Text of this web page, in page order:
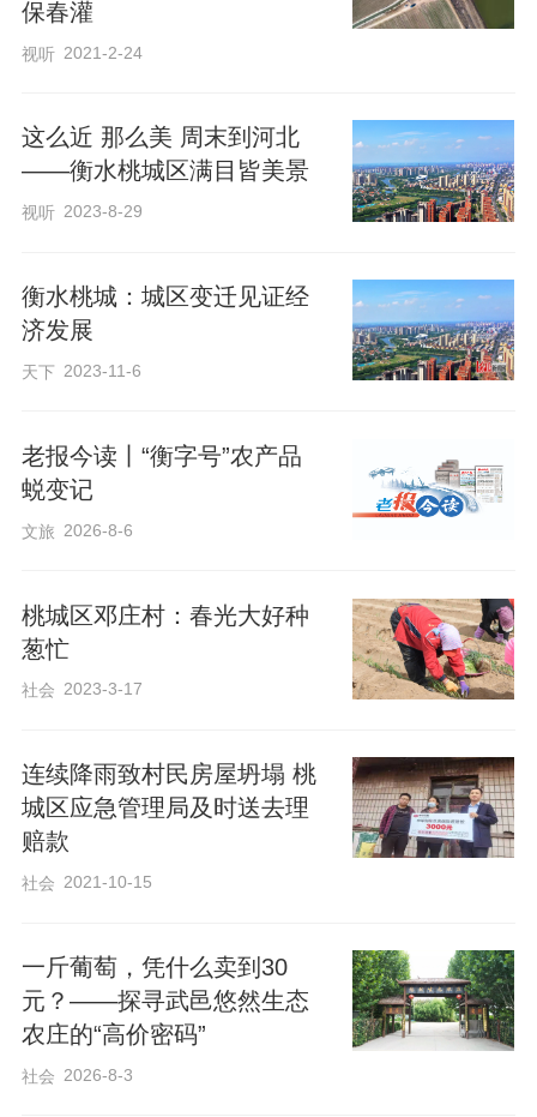
活动伊始，邓庄村党支部书记邓文智向在
们保重身体，安享幸福晚年。随后，工作
人员为每位老人佩戴印有“福寿康宁”字样的
红色绶带，绶带鲜红亮眼，衬得老人们精
说：“现在村里的日子是越过越好，还想着
给俺们集体过寿，这日子真是比蜜还
甜！”工作人员还为老人们送上了“祝寿大礼
活富足、衣食无忧”的猪肉、小米、大米和
鸡蛋。老人们手捧礼包，脸上洋溢着幸福
的笑容，现场不时响起阵阵欢声笑语。
保春灌
视听 2021-2-24
这么近 那么美 周末到河北
——衡水桃城区满目皆美景
视听 2023-8-29
衡水桃城：城区变迁见证经
济发展
天下 2023-11-6
老报今读丨“衡字号”农产品
蜕变记
文旅 2026-8-6
桃城区邓庄村：春光大好种
葱忙
社会 2023-3-17
连续降雨致村民房屋坍塌 桃
城区应急管理局及时送去理
赔款
社会 2021-10-15
一斤葡萄，凭什么卖到30
元？——探寻武邑悠然生态
农庄的“高价密码”
社会 2026-8-3